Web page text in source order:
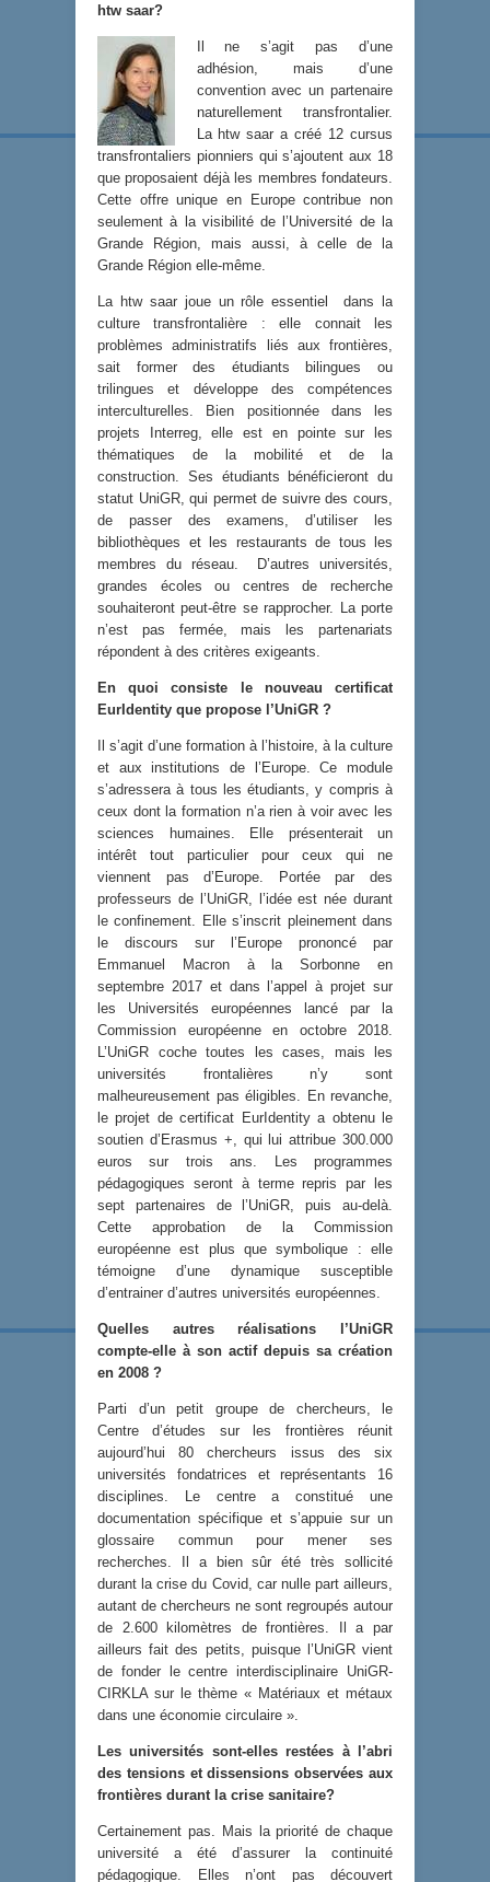
htw saar?
Il ne s’agit pas d’une
adhésion, mais d’une
convention avec un partenaire
naturellement transfrontalier.
La htw saar a créé 12 cursus
transfrontaliers pionniers qui s’ajoutent aux 18
que proposaient déjà les membres fondateurs.
Cette offre unique en Europe contribue non
seulement à la visibilité de l’Université de la
Grande Région, mais aussi, à celle de la
Grande Région elle-même.
La htw saar joue un rôle essentiel dans la
culture transfrontalière : elle connait les
problèmes administratifs liés aux frontières,
sait former des étudiants bilingues ou
trilingues et développe des compétences
interculturelles. Bien positionnée dans les
projets Interreg, elle est en pointe sur les
thématiques de la mobilité et de la
construction. Ses étudiants bénéficieront du
statut UniGR, qui permet de suivre des cours,
de passer des examens, d’utiliser les
bibliothèques et les restaurants de tous les
membres du réseau. D’autres universités,
grandes écoles ou centres de recherche
souhaiteront peut-être se rapprocher. La porte
n’est pas fermée, mais les partenariats
répondent à des critères exigeants.
En quoi consiste le nouveau certificat
EurIdentity que propose l’UniGR ?
Il s’agit d’une formation à l’histoire, à la culture
et aux institutions de l’Europe. Ce module
s’adressera à tous les étudiants, y compris à
ceux dont la formation n’a rien à voir avec les
sciences humaines. Elle présenterait un
intérêt tout particulier pour ceux qui ne
viennent pas d’Europe. Portée par des
professeurs de l’UniGR, l’idée est née durant
le confinement. Elle s’inscrit pleinement dans
le discours sur l’Europe prononcé par
Emmanuel Macron à la Sorbonne en
septembre 2017 et dans l’appel à projet sur
les Universités européennes lancé par la
Commission européenne en octobre 2018.
L’UniGR coche toutes les cases, mais les
universités frontalières n’y sont
malheureusement pas éligibles. En revanche,
le projet de certificat EurIdentity a obtenu le
soutien d’Erasmus +, qui lui attribue 300.000
euros sur trois ans. Les programmes
pédagogiques seront à terme repris par les
sept partenaires de l’UniGR, puis au-delà.
Cette approbation de la Commission
européenne est plus que symbolique : elle
témoigne d’une dynamique susceptible
d’entrainer d’autres universités européennes.
Quelles autres réalisations l’UniGR
compte-elle à son actif depuis sa création
en 2008 ?
Parti d’un petit groupe de chercheurs, le
Centre d’études sur les frontières réunit
aujourd’hui 80 chercheurs issus des six
universités fondatrices et représentants 16
disciplines. Le centre a constitué une
documentation spécifique et s’appuie sur un
glossaire commun pour mener ses
recherches. Il a bien sûr été très sollicité
durant la crise du Covid, car nulle part ailleurs,
autant de chercheurs ne sont regroupés autour
de 2.600 kilomètres de frontières. Il a par
ailleurs fait des petits, puisque l’UniGR vient
de fonder le centre interdisciplinaire UniGR-
CIRKLA sur le thème « Matériaux et métaux
dans une économie circulaire ».
Les universités sont-elles restées à l’abri
des tensions et dissensions observées aux
frontières durant la crise sanitaire?
Certainement pas. Mais la priorité de chaque
université a été d’assurer la continuité
pédagogique. Elles n’ont pas découvert